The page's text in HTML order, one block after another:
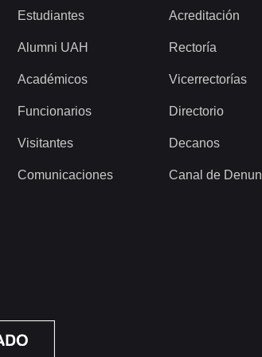
Estudiantes
Alumni UAH
Académicos
Funcionarios
Visitantes
Comunicaciones
Acreditación
Rectoría
Vicerrectorías
Directorio
Decanos
Canal de